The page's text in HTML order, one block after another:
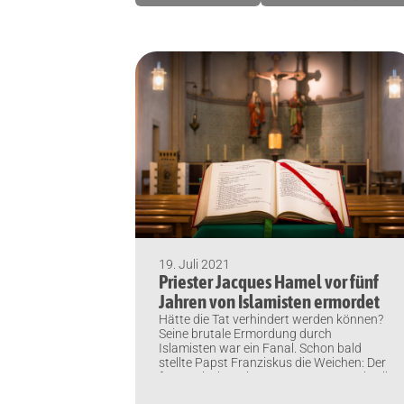
19. Juli 2021
Priester Jacques Hamel vor fünf
Jahren von Islamisten ermordet
Hätte die Tat verhindert werden können?
Seine brutale Ermordung durch
Islamisten war ein Fanal. Schon bald
stellte Papst Franziskus die Weichen: Der
französische Priester Jacques Hamel soll